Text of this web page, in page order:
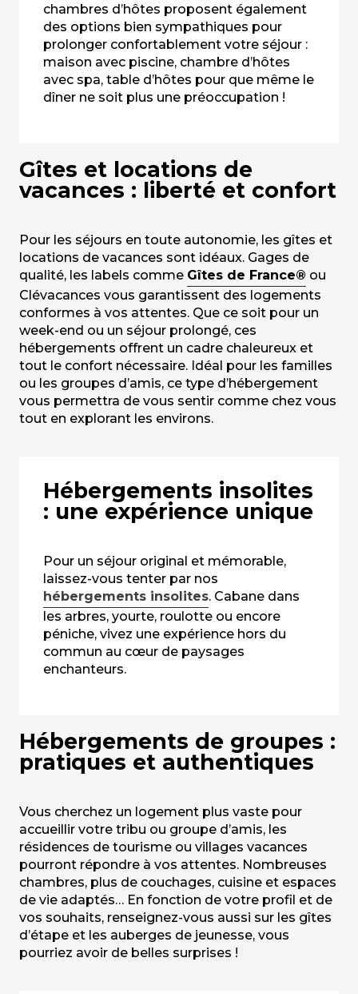
chambres d’hôtes proposent également
des options bien sympathiques pour
prolonger confortablement votre séjour :
maison avec piscine, chambre d’hôtes
avec spa, table d’hôtes pour que même le
dîner ne soit plus une préoccupation !
Gîtes et locations de
vacances : liberté et confort
Pour les séjours en toute autonomie, les gîtes et
locations de vacances sont idéaux. Gages de
qualité, les labels comme Gîtes de France® ou
Clévacances vous garantissent des logements
conformes à vos attentes. Que ce soit pour un
week-end ou un séjour prolongé, ces
hébergements offrent un cadre chaleureux et
tout le confort nécessaire. Idéal pour les familles
ou les groupes d’amis, ce type d’hébergement
vous permettra de vous sentir comme chez vous
tout en explorant les environs.
Hébergements insolites
: une expérience unique
Pour un séjour original et mémorable,
laissez-vous tenter par nos
hébergements insolites. Cabane dans
les arbres, yourte, roulotte ou encore
péniche, vivez une expérience hors du
commun au cœur de paysages
enchanteurs.
Hébergements de groupes :
pratiques et authentiques
Vous cherchez un logement plus vaste pour
accueillir votre tribu ou groupe d’amis, les
résidences de tourisme ou villages vacances
pourront répondre à vos attentes. Nombreuses
chambres, plus de couchages, cuisine et espaces
de vie adaptés… En fonction de votre profil et de
vos souhaits, renseignez-vous aussi sur les gîtes
d’étape et les auberges de jeunesse, vous
pourriez avoir de belles surprises !